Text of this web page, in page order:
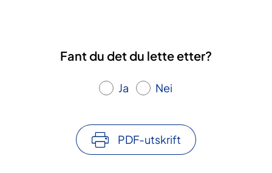
Fant du det du lette etter?
Ja Nei
PDF-utskrift